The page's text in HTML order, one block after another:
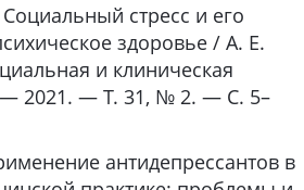
стресс и его
здоровье / А. Е.
и клиническая
— 2021. — Т. 31, № 2. — С. 5–
антидепрессантов в